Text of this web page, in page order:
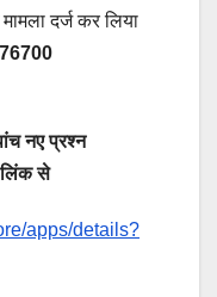
दर्ज कर लिया
नए प्रश्न
लिंक से
apps/details?